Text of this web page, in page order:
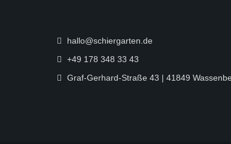
hallo@schiergarten.de
+49 178 348 33 43
Graf-Gerhard-Straße 43 | 41849